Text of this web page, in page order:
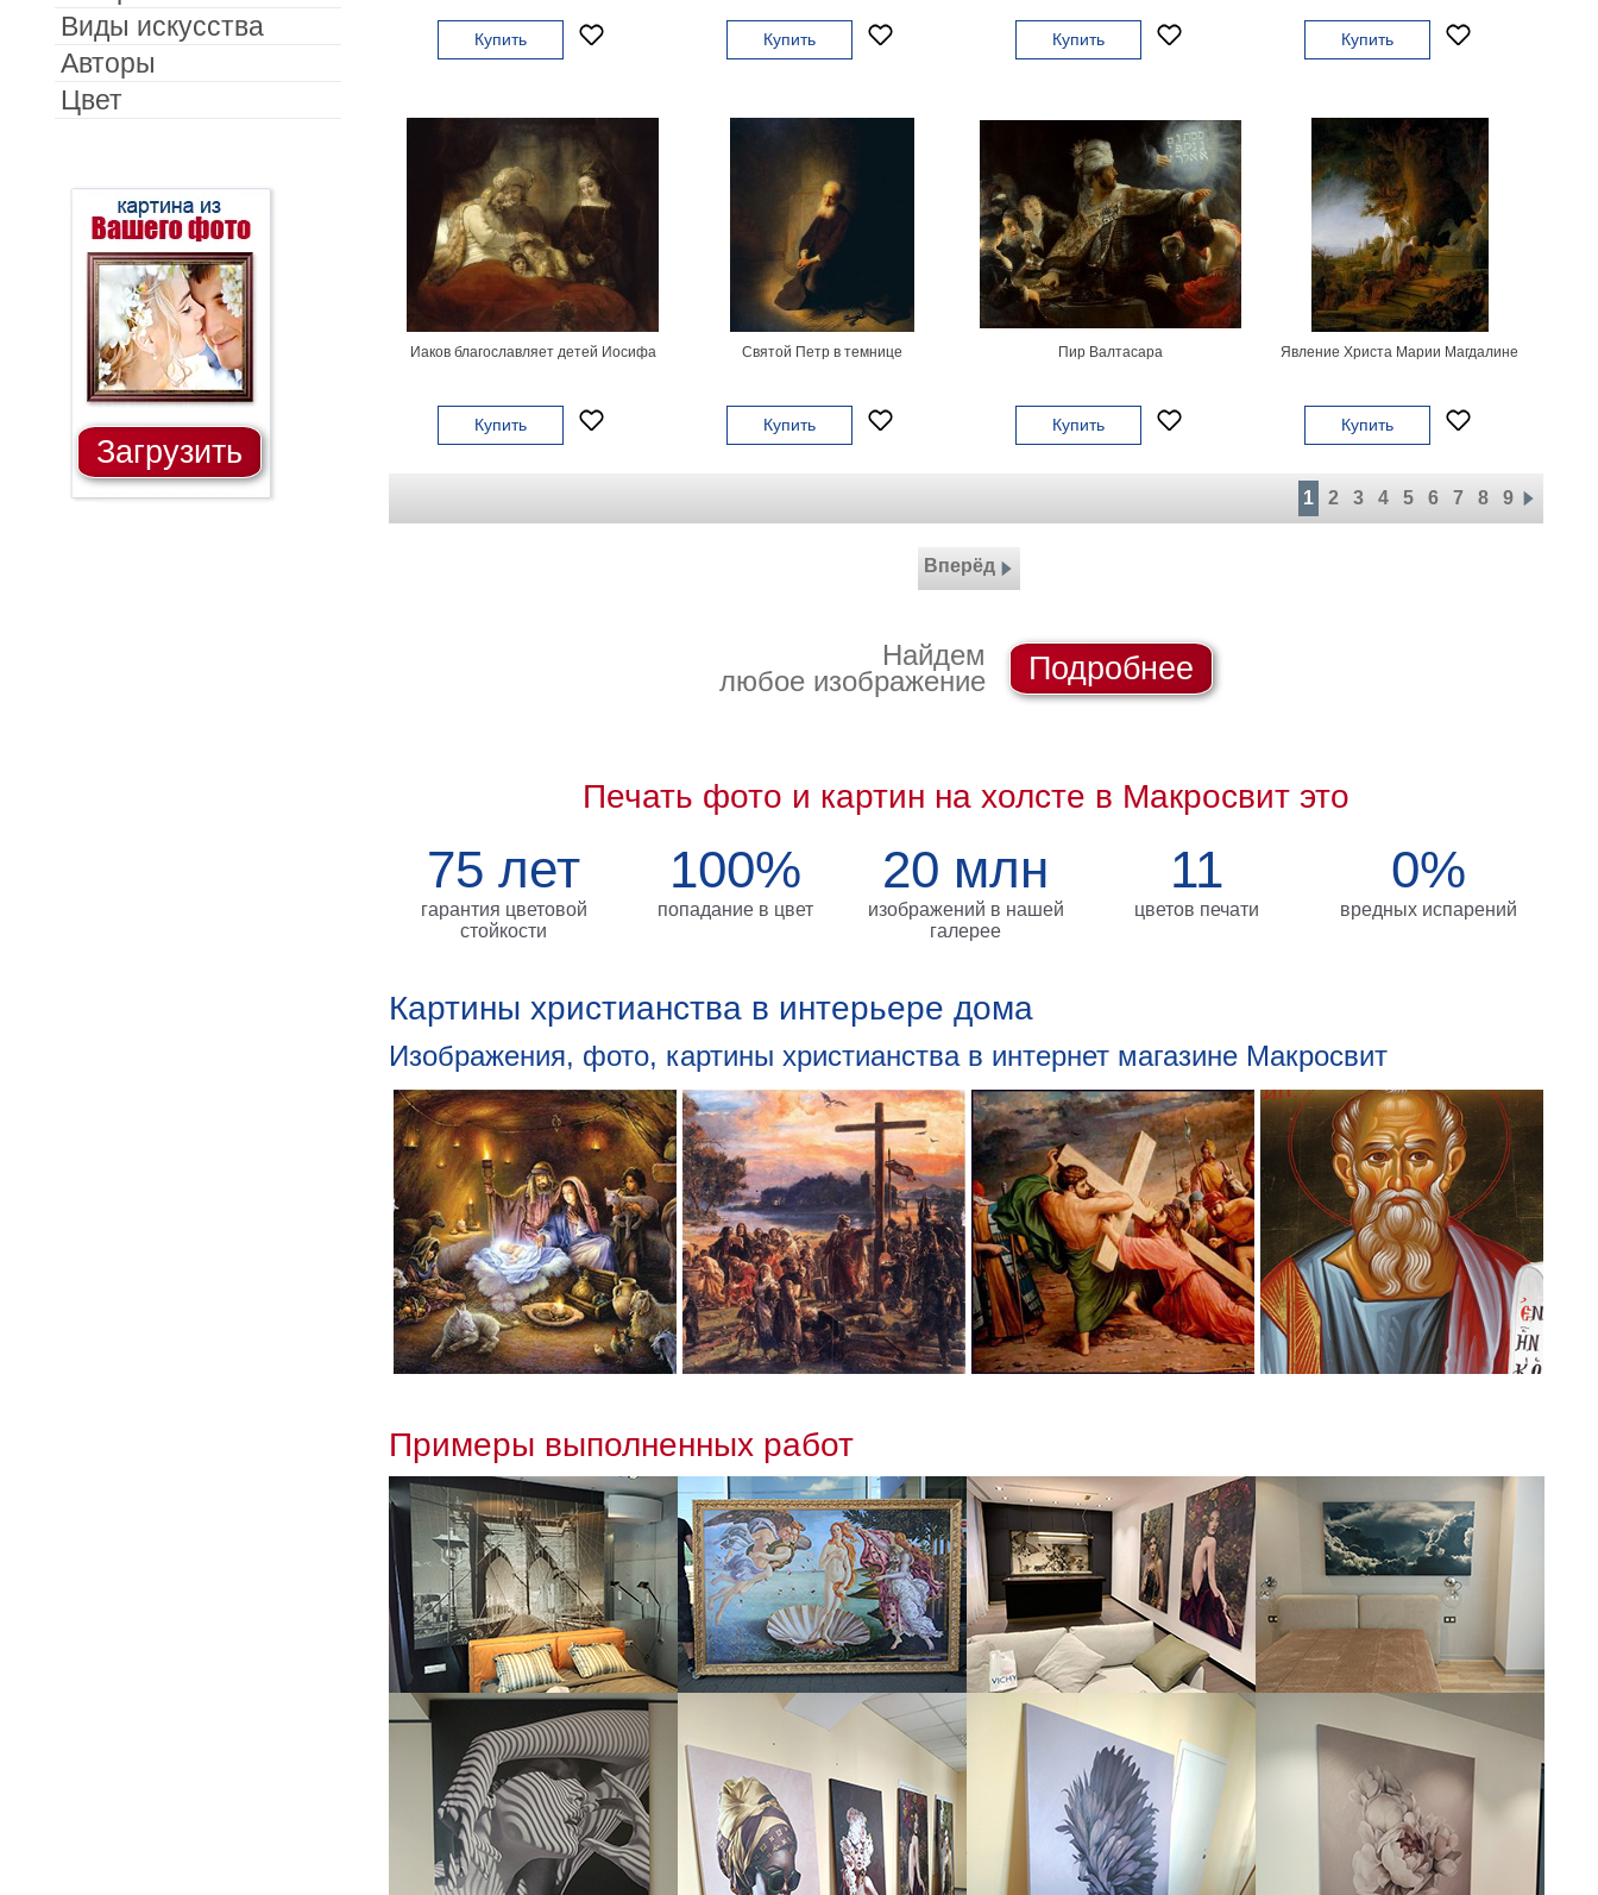
Купить Купить Купить Купить
Иаков благославляет детей Иосифа
Купить
Святой Петр в темнице
Купить
Пир Валтасара
Купить
Явление Христа Марии Магдалине
Купить
1 2 3 4 5 6 7 8 9
Вперёд
Найдем
любое изображение
Подробнее
Печать фото и картин на холсте в Макросвит это
75 лет
гарантия цветовой
стойкости
100%
попадание в цвет
20 млн
изображений в нашей
галерее
11
цветов печати
0%
вредных испарений
Картины христианства в интерьере дома
Изображения, фото, картины христианства в интернет магазине Макросвит
Примеры выполненных работ
Виды искусства
Авторы
Цвет
Загрузить